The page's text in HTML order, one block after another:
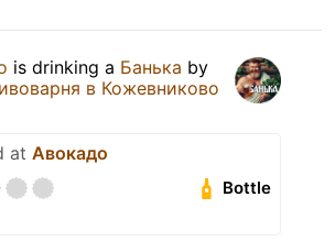
is drinking a Банька by
в Кожевниково
at Авокадо
Bottle